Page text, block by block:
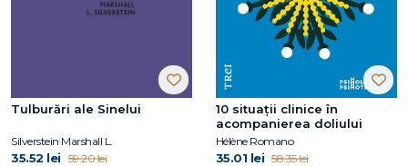
Tulburări ale Sinelui
Silverstein Marshall L.
35.52 lei 59.20 lei
10 situații clinice în
acompanierea doliului
Hélène Romano
35.01 lei 58.35 lei